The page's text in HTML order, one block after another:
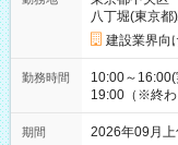
八丁堀(東京
建設業界向
勤務時間
10:00～
19:00（※終わ
期間 2026年09月